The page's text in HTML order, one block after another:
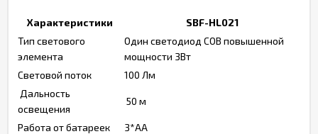
Характеристики
SBF-HL021
Тип светового
элемента
Один светодиод COB повышенной
мощности 3Вт
Световой поток
100 Лм
Дальность
освещения
50 м
Работа от батареек 3*АА